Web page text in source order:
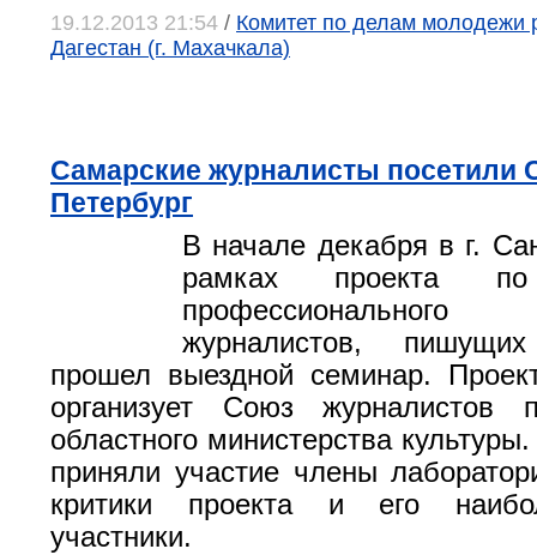
19.12.2013 21:54 / Комитет по делам молодежи
Дагестан (г. Махачкала)
Самарские журналисты посетили
Петербург
В начале декабря в г.
рамках проекта
журналистов,
прошел выездной семинар.
организует Союз журналистов
областного министерства
приняли участие члены
критики проекта и его
участники.